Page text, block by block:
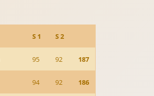
S 1 S 2
95 92 187
94 92 186